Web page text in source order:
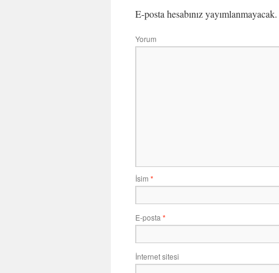
E-posta hesabınız yayımlanmayacak.
Yorum
İsim *
E-posta *
İnternet sitesi